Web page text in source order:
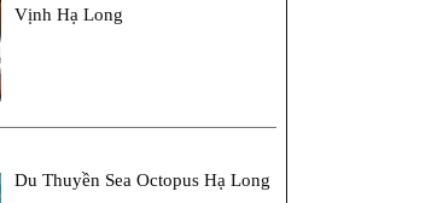
Vịnh Hạ Long
Du Thuyền Sea Octopus Hạ Long